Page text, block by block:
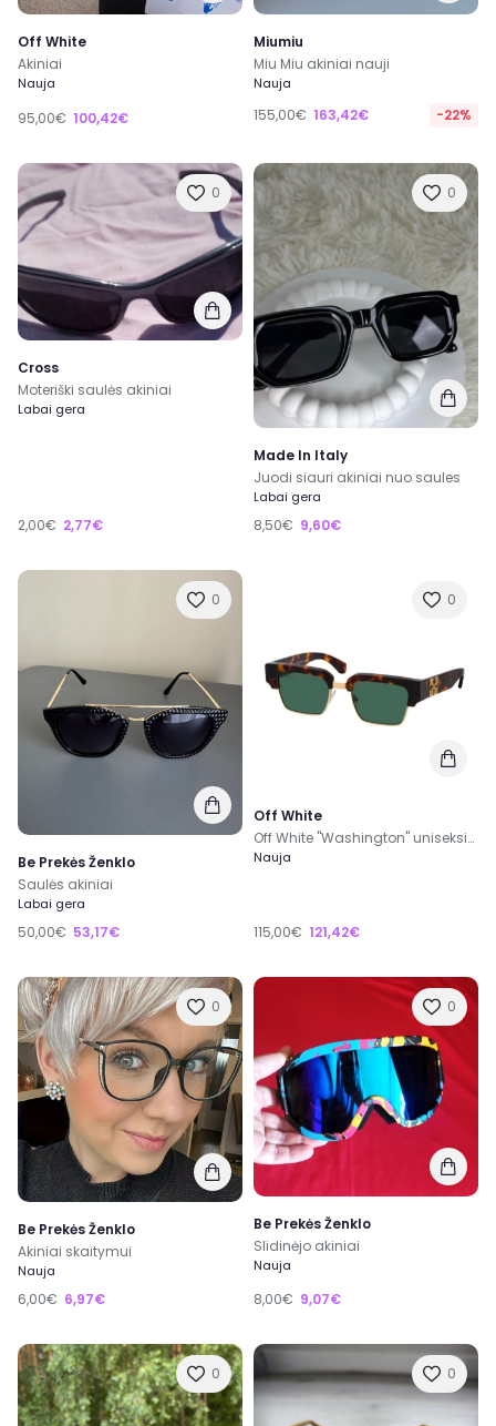
Off White
Akiniai
Nauja
95,00€ 100,42€
Miumiu
Miu Miu akiniai nauji
Nauja
155,00€ 163,42€ -22%
0
Cross
Moteriški saulės akiniai
Labai gera
2,00€ 2,77€
0
Made In Italy
Juodi siauri akiniai nuo saules
Labai gera
8,50€ 9,60€
0
Be Prekės Ženklo
Saulės akiniai
Labai gera
50,00€ 53,17€
0
Off White
Off White "Washington" uniseksiniai saulės akiniai
Nauja
115,00€ 121,42€
0
Be Prekės Ženklo
Akiniai skaitymui
Nauja
6,00€ 6,97€
0
Be Prekės Ženklo
Slidinėjo akiniai
Nauja
8,00€ 9,07€
0 0